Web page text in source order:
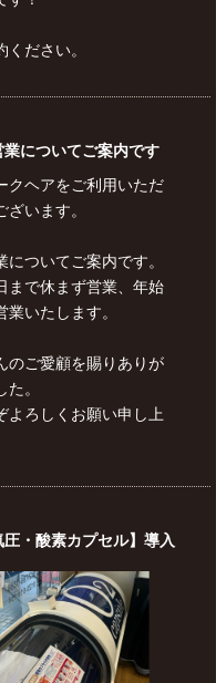
ください。
についてご案内です
クヘアをご利用いただ
ざいます。
についてご案内です。
まで休まず営業、年始
業いたします。
のご愛顧を賜りありが
。
よろしくお願い申し上
・酸素カプセル】導入